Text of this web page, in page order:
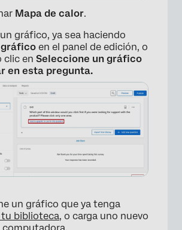
Mapa de calor.
gráfico, ya sea haciendo
gráfico en el panel de edición, o
clic en Seleccione un gráfico
en esta pregunta.
un gráfico que ya tenga
tu biblioteca, o carga uno nuevo